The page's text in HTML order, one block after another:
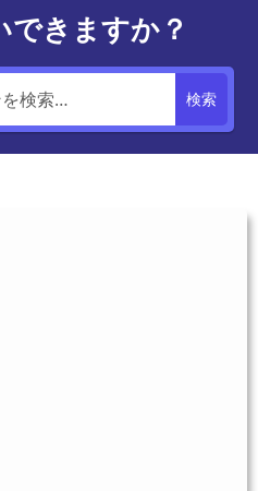
きますか？
検索